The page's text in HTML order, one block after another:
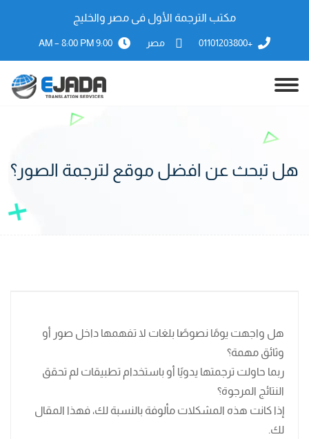
مكتب الترجمة الأول فى مصر والخليج
+01101203800 مصر 9:00 AM – 8:00 PM
هل تبحث عن افضل موقع لترجمة الصور؟
هل واجهت يومًا نصوصًا بلغات لا تفهمها داخل صور أو
وثائق مهمة؟
ربما حاولت ترجمتها يدويًا أو باستخدام تطبيقات لم تحقق
النتائج المرجوة؟
إذا كانت هذه المشكلات مألوفة بالنسبة لك، فهذا المقال
لك.